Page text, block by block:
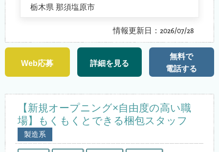
栃木県 那須塩原市
情報更新日：2026/07/28
Web応募 詳細を見る
無料で
電話する
【新規オープニング×自由度の高い職
場】もくもくとできる梱包スタッフ
製造系